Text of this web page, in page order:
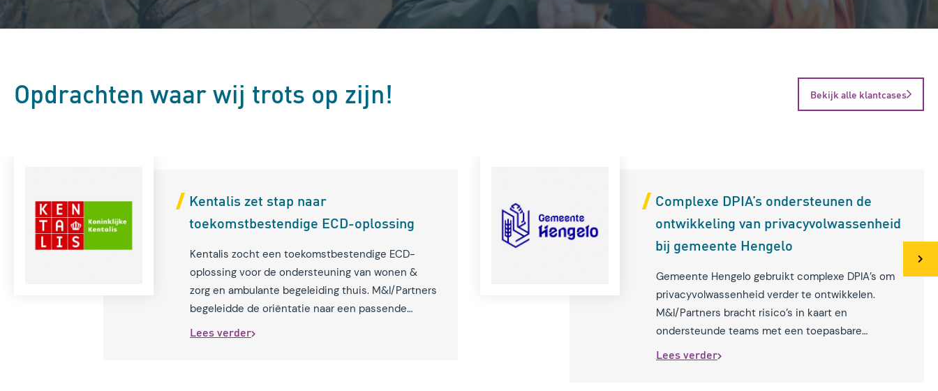
Opdrachten waar wij trots op zijn! Bekijk alle klantcases
Kentalis zet stap naar
toekomstbestendige ECD-oplossing
Kentalis zocht een toekomstbestendige ECD-
oplossing voor de ondersteuning van wonen &
zorg en ambulante begeleiding thuis. M&I/Partners
begeleidde de oriëntatie naar een passende
leverancier.
Lees verder
Complexe DPIA’s ondersteunen de
ontwikkeling van privacyvolwassenheid
bij gemeente Hengelo
Gemeente Hengelo gebruikt complexe DPIA’s om
privacyvolwassenheid verder te ontwikkelen.
M&I/Partners bracht risico’s in kaart en
ondersteunde teams met een toepasbare
methodiek.
Lees verder